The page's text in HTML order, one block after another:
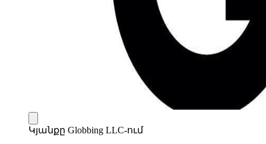
Կյանքը Globbing LLC-ում